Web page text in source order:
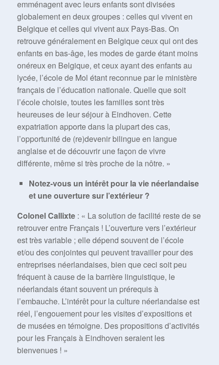
emménagent avec leurs enfants sont divisées
globalement en deux groupes : celles qui vivent en
Belgique et celles qui vivent aux Pays-Bas. On
retrouve généralement en Belgique ceux qui ont des
enfants en bas-âge, les modes de garde étant moins
onéreux en Belgique, et ceux ayant des enfants au
lycée, l’école de Mol étant reconnue par le ministère
français de l’éducation nationale. Quelle que soit
l’école choisie, toutes les familles sont très
heureuses de leur séjour à Eindhoven. Cette
expatriation apporte dans la plupart des cas,
l’opportunité de (re)devenir bilingue en langue
anglaise et de découvrir une façon de vivre
différente, même si très proche de la nôtre. »
Notez-vous un intérêt pour la vie néerlandaise
et une ouverture sur l’extérieur ?
Colonel Callixte : « La solution de facilité reste de se
retrouver entre Français ! L’ouverture vers l’extérieur
est très variable ; elle dépend souvent de l’école
et/ou des conjointes qui peuvent travailler pour des
entreprises néerlandaises, bien que ceci soit peu
fréquent à cause de la barrière linguistique, le
néerlandais étant souvent un prérequis à
l’embauche. L’intérêt pour la culture néerlandaise est
réel, l’engouement pour les visites d’expositions et
de musées en témoigne. Des propositions d’activités
pour les Français à Eindhoven seraient les
bienvenues ! »